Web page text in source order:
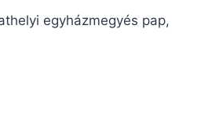
egyházmegyés pap,